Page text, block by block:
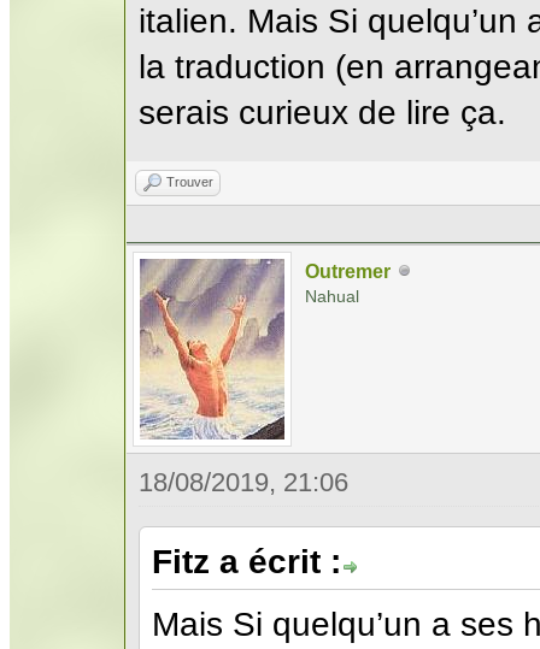
italien. Mais Si
la traduction (en
serais curieux de lire ça.
Trouver
Outremer
Nahual
18/08/2019, 21:06
Fitz a écrit :
Mais Si quelqu’un a ses